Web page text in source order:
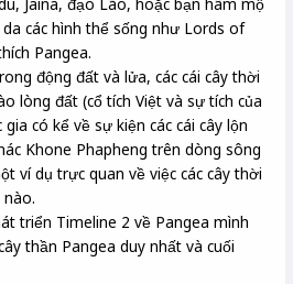
các hình thể sống như Lords of
Pangea.
động đất và lửa, các cái cây thời
lòng đất (cổ tích Việt và sự tích của
có kể về sự kiện các cái cây lộn
Khone Phapheng trên dòng sông
ví dụ trực quan về việc các cây thời
triển Timeline 2 về Pangea mình
thần Pangea duy nhất và cuối